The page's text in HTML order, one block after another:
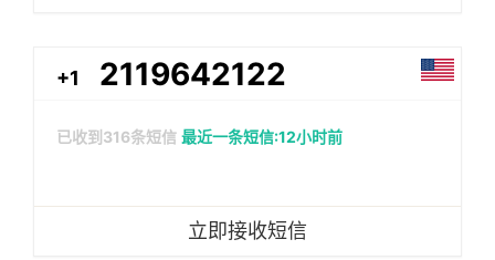
+1 2119642122
已收到 316条短信 最近一条短信:12小时前
立即接收短信